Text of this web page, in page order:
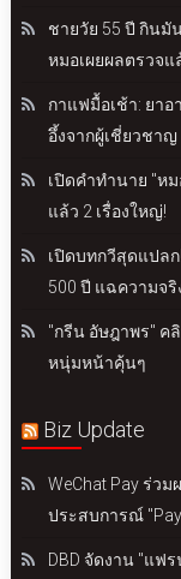
ชายวัย 55 ปี กินมั
หมอเผยผลตรวจแ
กาแฟมื้อเช้า: ยา
อึ้งจากผู้เชี่ยวชาญ
เปิดคำทำนาย "ห
แล้ว 2 เรื่องใหญ่!
เปิดบทกวีสุดแปล
500 ปี แฉความจริ
"กรีน อัษฎาพร" ค
หนุ่มหน้าคุ้นๆ
Biz Update
WeChat Pay ร่ว
ประสบการณ์ "Pay
DBD จัดงาน "แฟ